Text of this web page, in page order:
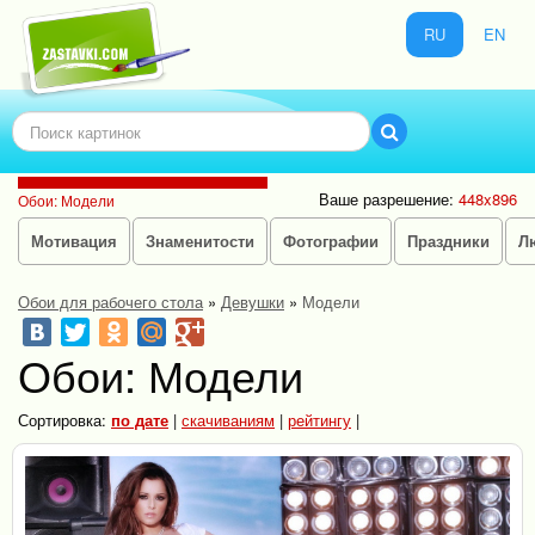
RU EN
Обои: Модели Ваше разрешение: 448x896
Мотивация
Знаменитости Фотографии Праздники
Обои для рабочего стола» Девушки » Модели
Обои: Модели
Сортировка: по дате | скачиваниям | рейтингу |